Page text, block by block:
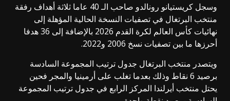
وسجل كريستيانو رونالدو صاحب الـ 40 عاما ثلاثة أهداف رفقة
منتخب البرتغال في تصفيات النسخة الحالية المؤهلة إلى
نهائيات كأس العالم لكرة القدم 2026 بالإضافة إلى 36 هدفا
أحرزها ما بين تصفيات نسخ 2006 و2022.
ويتصدر منتخب البرتغال جدول ترتيب المجموعة السادسة
برصيد 6 نقاط وذلك بعدما تغلب على أرمينيا والمجر فحين
يحتل منتخب أيرلندا المركز الرابع في جدول ترتيب المجموعة